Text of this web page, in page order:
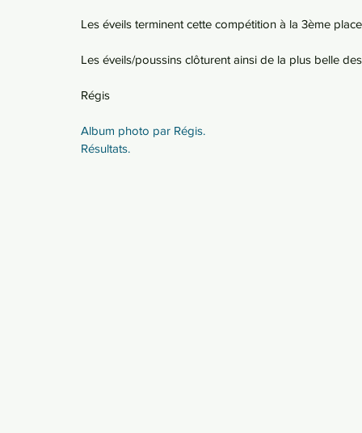
Les éveils terminent cette compétition à la 3ème
Les éveils/poussins clôturent ainsi de la plus belle
Régis
Album photo par Régis.
Résultats.